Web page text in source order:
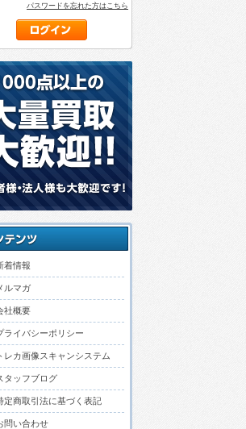
パスワードを忘れた方はこちら
着情報
ルマガ
社概要
ライバシーポリシー
レカ画像スキャンシステム
タッフブログ
定商取引法に基づく表記
問い合わせ